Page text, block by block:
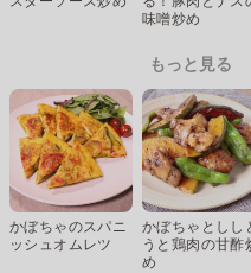
味噌炒め
もっと見る
かぼちゃのスパニ
ッシュオムレツ
かぼちゃとしし
うと鶏肉の甘酢
め